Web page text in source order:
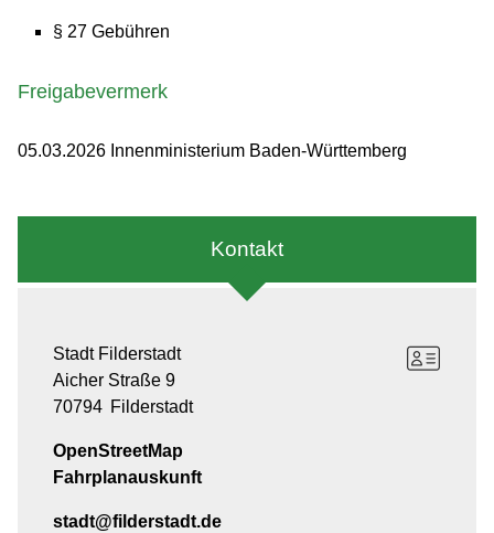
§ 27 Gebühren
Freigabevermerk
05.03.2026 Innenministerium Baden-Württemberg
Kontakt
Stadt Filderstadt
Aicher Straße 9
70794 Filderstadt
OpenStreetMap
Fahrplanauskunft
stadt@filderstadt.de